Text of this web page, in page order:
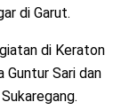
di Garut.
di Keraton
Guntur Sari dan